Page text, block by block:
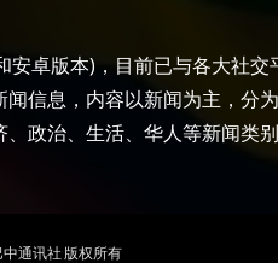
卓版本)，目前已与各大社交
信息，内容以新闻为主，分
政治、生活、华人等新闻类别
中通讯社 版权所有